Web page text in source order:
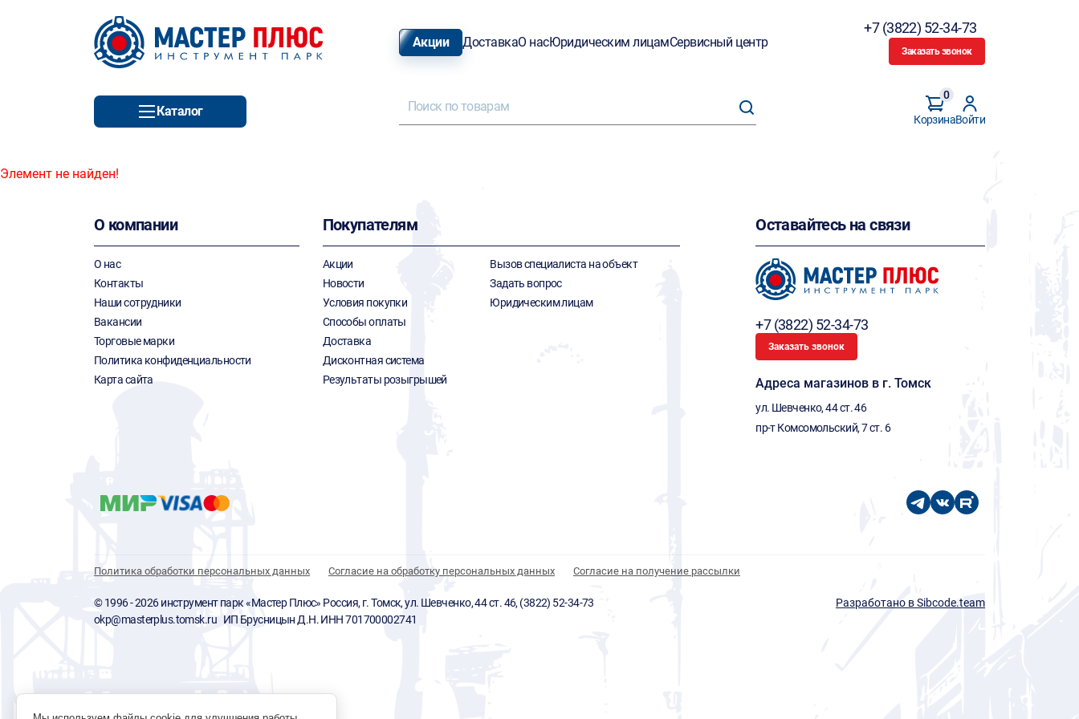
Акции ДоставкаО насЮридическим лицамСервисный центр
+7 (3822) 52-34-73
Заказать звонок
Каталог
Корзина
0
Войти
Элемент не найден!
О компании
О нас
Контакты
Наши сотрудники
Вакансии
Торговые марки
Политика конфиденциальности
Карта сайта
Покупателям
Акции
Новости
Условия покупки
Способы оплаты
Доставка
Дисконтная система
Результаты розыгрышей
Вызов специалиста на объект
Задать вопрос
Юридическим лицам
Оставайтесь на связи
+7 (3822) 52-34-73
Заказать звонок
Адреса магазинов в г. Томск
ул. Шевченко, 44 ст. 46
пр-т Комсомольский, 7 ст. 6
Политика обработки персональных данных Согласие на обработку персональных данных Согласие на получение рассылки
© 1996 - 2026 инструмент парк «Мастер Плюс» Россия, г. Томск, ул. Шевченко, 44 ст. 46, (3822) 52-34-73
okp@masterplus.tomsk.ru ИП Брусницын Д.Н. ИНН 701700002741
Разработано в Sibcode.team